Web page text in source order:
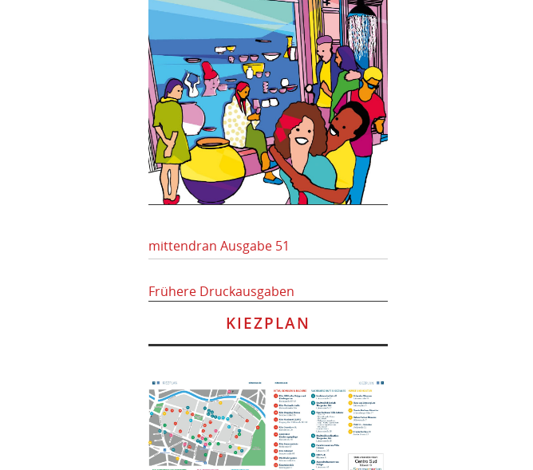
mittendran Ausgabe 51
Frühere Druckausgaben
KIEZPLAN